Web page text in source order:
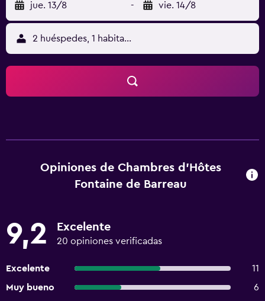
jue. 13/8 - vie. 14/8
2 huéspedes, 1 habitación
Opiniones de Chambres d'Hôtes
Fontaine de Barreau
9,2 Excelente
20 opiniones verificadas
Excelente
11
Muy bueno
6